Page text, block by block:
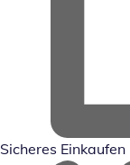
Sicheres Einkaufen